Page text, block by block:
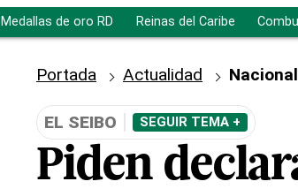
Medallas de oro RD Reinas del Caribe
Portada Actualidad Nacional
EL SEIBO SEGUIR TEMA +
Piden